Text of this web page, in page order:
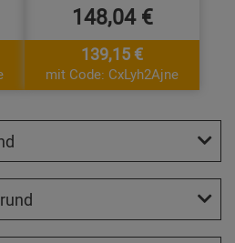
148,04 €
139,15 €
mit Code: CxLyh2Ajne